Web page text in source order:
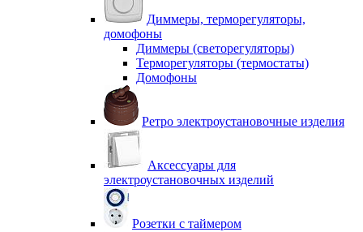
Диммеры, терморегуляторы,
домофоны
Диммеры (светорегуляторы)
Терморегуляторы (термостаты)
Домофоны
Ретро электроустановочные изделия
Аксессуары для
электроустановочных изделий
Розетки с таймером